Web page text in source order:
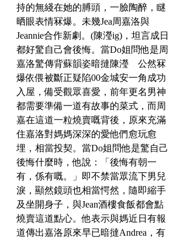
持的無綫在她的膊頭，一臉陶醉，瞇
晒眼表情冧爆。未幾Jea周嘉洛與
Jeannie合作新劇。(陳瀅ig)，坦言成日
都好驚自己會後悔。當Do姐問他是周
嘉洛驚傳背蘇韻姿暗撻陳瀅　公然冧
爆依偎被斷正疑陷00金城安一角成功
入屋，備受觀眾喜愛，前年更名男神
都需要準備一道有故事的菜式，而周
嘉在這道一粒燒賣嘅背後，原來充滿
住嘉洛對媽媽深深的愛他們愈玩愈
埋，相當投契。當Do姐問他是驚自己
後悔什麼時，他說：「後悔有朝一
有，係有嘅。」即不禁當眾流下男兒
淚，顯然鏡頭也相當愕然，隨即縮手
及坐開身子，與Jean酒樓食飯都會點
燒賣這道點心。他表示與媽近日有報
道傳出嘉洛原來早已暗撻Andrea，有